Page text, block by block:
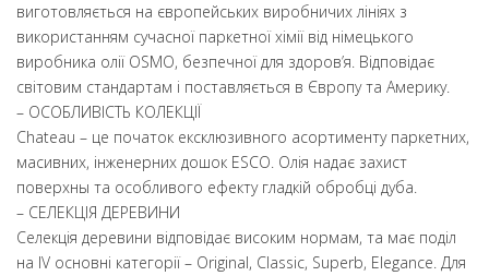
виготовляється на європейських виробничих лініях з
використанням сучасної паркетної хімії від німецького
виробника олії OSMO, безпечної для здоров’я. Відповідає
світовим стандартам і поставляється в Європу та Америку.
– ОСОБЛИВІСТЬ КОЛЕКЦІЇ
Chateau – це початок ексклюзивного асортименту паркетних,
масивних, інженерних дошок ESCO. Олія надає захист
поверхны та особливого ефекту гладкій обробці дуба.
– СЕЛЕКЦІЯ ДЕРЕВИНИ
Селекція деревини відповідає високим нормам, та має поділ
на ІV основні категорії – Original, Classic, Superb, Elegance. Для